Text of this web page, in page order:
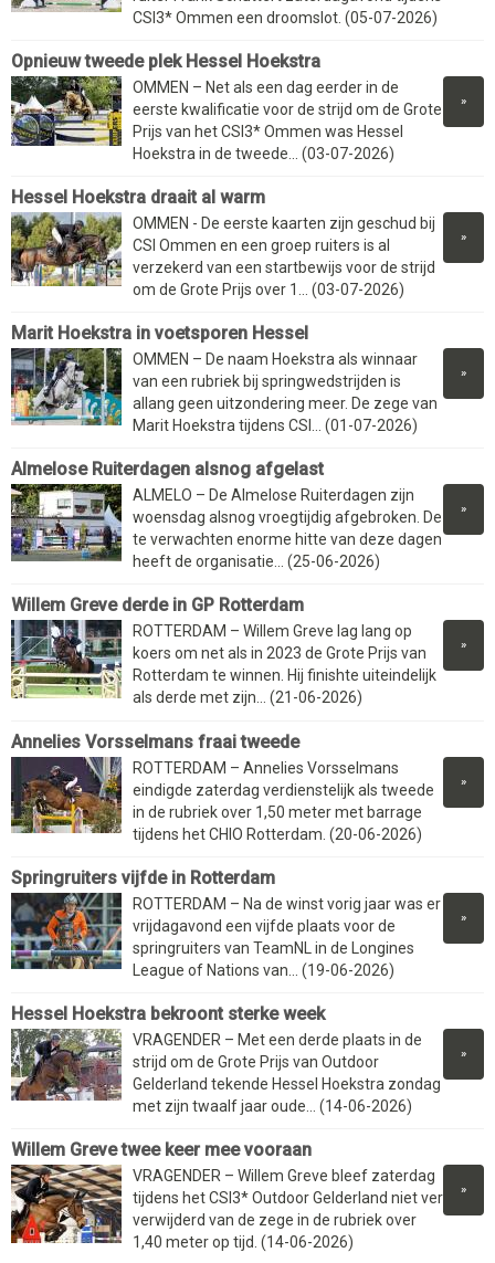
CSI3* Ommen een droomslot. (05-07-2026)
Opnieuw tweede plek Hessel Hoekstra
»
OMMEN – Net als een dag eerder in de
eerste kwalificatie voor de strijd om de Grote
Prijs van het CSI3* Ommen was Hessel
Hoekstra in de tweede... (03-07-2026)
Hessel Hoekstra draait al warm
»
OMMEN - De eerste kaarten zijn geschud bij
CSI Ommen en een groep ruiters is al
verzekerd van een startbewijs voor de strijd
om de Grote Prijs over 1... (03-07-2026)
Marit Hoekstra in voetsporen Hessel
»
OMMEN – De naam Hoekstra als winnaar
van een rubriek bij springwedstrijden is
allang geen uitzondering meer. De zege van
Marit Hoekstra tijdens CSI... (01-07-2026)
Almelose Ruiterdagen alsnog afgelast
»
ALMELO – De Almelose Ruiterdagen zijn
woensdag alsnog vroegtijdig afgebroken. De
te verwachten enorme hitte van deze dagen
heeft de organisatie... (25-06-2026)
Willem Greve derde in GP Rotterdam
»
ROTTERDAM – Willem Greve lag lang op
koers om net als in 2023 de Grote Prijs van
Rotterdam te winnen. Hij finishte uiteindelijk
als derde met zijn... (21-06-2026)
Annelies Vorsselmans fraai tweede
»
ROTTERDAM – Annelies Vorsselmans
eindigde zaterdag verdienstelijk als tweede
in de rubriek over 1,50 meter met barrage
tijdens het CHIO Rotterdam. (20-06-2026)
Springruiters vijfde in Rotterdam
»
ROTTERDAM – Na de winst vorig jaar was er
vrijdagavond een vijfde plaats voor de
springruiters van TeamNL in de Longines
League of Nations van... (19-06-2026)
Hessel Hoekstra bekroont sterke week
»
VRAGENDER – Met een derde plaats in de
strijd om de Grote Prijs van Outdoor
Gelderland tekende Hessel Hoekstra zondag
met zijn twaalf jaar oude... (14-06-2026)
Willem Greve twee keer mee vooraan
»
VRAGENDER – Willem Greve bleef zaterdag
tijdens het CSI3* Outdoor Gelderland niet ver
verwijderd van de zege in de rubriek over
1,40 meter op tijd. (14-06-2026)